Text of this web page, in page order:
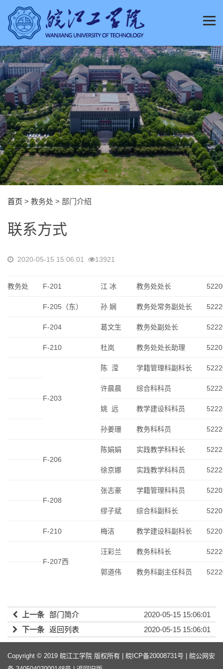
首页 > 教务处 > 部门介绍
联系方式
2020-05-15 15:06:01 13921
教务处 F-201 江 冰 教务处处长
F-205（东） 孙 娴 教务处常务副处长
F-204 葛文生 教务处副处长
F-210 杜岚 教务处处长助理
F-203
陈 滢 学籍管理科副科长
许晨晨 综合科科员
姚 远 教学建设科科员
孙姜珊 教务科科员
F-206
陈娟娟 实践教学科科长
徐京娜 实践教学科科员
F-208
张志豪 学籍管理科科员
缪子斌 综合科副科长
F-210 梅洁 教学建设科副科长
F-207西
汪彩兰 教务科科长
郭道伟 教务科副主任科员
上一条 部门简介
2020-05-15 15:06:01
下一条 返回列表 2020-05-15 15:06:01
Copyright © 2019 皖江工学院 版权所有 | 皖ICP备20008731号
皖公网安